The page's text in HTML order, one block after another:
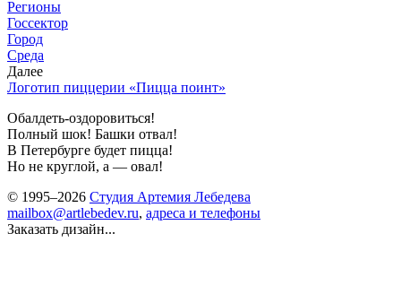
Регионы
Госсектор
Город
Среда
Далее
Логотип пиццерии «Пицца поинт»
Обалдеть-оздоровиться!
Полный шок! Башки отвал!
В Петербурге будет пицца!
Но не круглой, а — овал!
© 1995–2026 Студия Артемия Лебедева
mailbox@artlebedev.ru, адреса и телефоны
Заказать дизайн...